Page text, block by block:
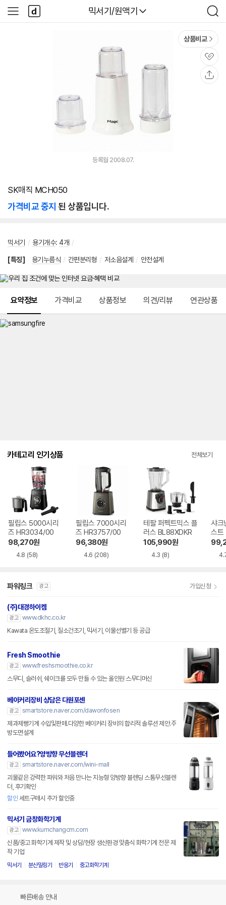
다나와
믹서기/원액기
검
색
사
이
다
나
와
상품비교
관
심
등록월 2008.07.
SK매직 MCH050
가격비교 중지 된 상품입니다.
믹서기 / 용기개수: 4개 /
[특징] 용기누름식 / 간편분리형 / 저소음설계 / 안전설계
요약정보 가격비교 상품정보 의견/리뷰 연관상품
카테고리 인기상품 전체보기
필립스 5000시리
즈 HR3034/00
98,270원
4.8 (58)
필립스 7000시리
즈 HR3757/00
96,380원
4.6 (208)
테팔 퍼펙트믹스 플
러스 BL88XDKR
105,990원
4.3 (8)
샤크
스트
R
파워링크 광고 가입신청
(주)대경하이켐
광고 www.dkhc.co.kr
Kawata 온도조절기, 질소건조기, 믹서기, 이물선별기 등 공급
Fresh Smoothie
광고 www.freshsmoothie.co.kr
스무디, 슬러쉬, 쉐이크를 모두 만들 수 있는 올인원 스무디머신
베이커리장비 상담은 다원포센
광고 smartstore.naver.com/dawonfosen
제과제빵기계 수입및판매.다양한 베이커리 장비의 합리적 솔루션 제안.주
방도면설계
들어봤어요?양방향 무선블렌더
광고 smartstore.naver.com/wini-mall
괴물같은 강력한 파워와 처음 만나는 지능형 양방향 블렌딩 스톰무선블렌
더, 후기확인
할인 세트구매시 추가 할인중
믹서기 금창화학기계
광고 www.kumchangcm.com
신품/중고 화학기계 제작 및 상담/현장 생산환경 맞춤식 화학기계 전문 제
작 기업
믹서기 분산밀링기 반응기 중고화학기계
빠른배송 안내